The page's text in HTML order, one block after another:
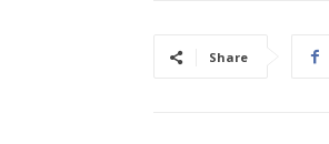
Share